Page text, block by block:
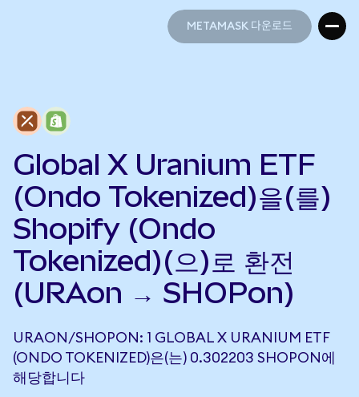
METAMASK 다운로드
Global X Uranium ETF
(Ondo Tokenized)을(를)
Shopify (Ondo
Tokenized)(으)로 환전
(URAon → SHOPon)
URAON/SHOPON: 1 GLOBAL X URANIUM ETF
(ONDO TOKENIZED)은(는) 0.302203 SHOPON에
해당합니다